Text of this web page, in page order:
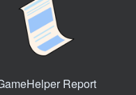
Report